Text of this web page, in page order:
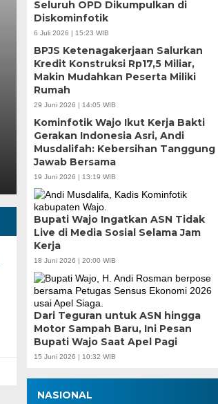
Pemkot
Berjalan,
Dibahas
Kamis, 6 Agu 2026 - 18:45 WIB
MEDIASINERGI.CO
Pemerintah Kota Makassar
Seluruh OPD Dikumpulkan di
Diskominfotik
6 Juli 2026 | 15:23 WIB
BPJS Ketenagakerjaan Salurkan
Kredit Konstruksi Rp17,5 Miliar,
Makin Mudahkan Peserta Miliki
Rumah
29 Juni 2026 | 14:05 WIB
Kominfotik Wajo Ikut Kerja Bakti
Gerakan Indonesia Asri, Andi
Musdalifah: Kebersihan Tanggung
Jawab Bersama
19 Juni 2026 | 13:19 WIB
Bupati Wajo Ingatkan ASN Tidak
Live di Media Sosial Selama Jam
Kerja
18 Juni 2026 | 20:00 WIB
Dari Teguran untuk ASN hingga
Motor Sampah Baru, Ini Pesan
Bupati Wajo Saat Apel Pagi
15 Juni 2026 | 10:32 WIB
NASIONAL